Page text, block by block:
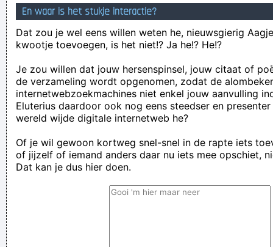
En waar is het stukje interactie?
Dat zou je wel eens willen weten he, nieuwsgierig
kwootje toevoegen, is het niet!? Ja he!? He!?
Je zou willen dat jouw hersenspinsel, jouw citaat of
de verzameling wordt opgenomen, zodat de
internetwebzoekmachines niet enkel jouw aanvulling
Eluterius daardoor ook nog eens steedser en
wereld wijde digitale internetweb he?
Of je wil gewoon kortweg snel-snel in de rapte iets
of jijzelf of iemand anders daar nu iets mee opschiet,
Dat kan je dus hier doen.